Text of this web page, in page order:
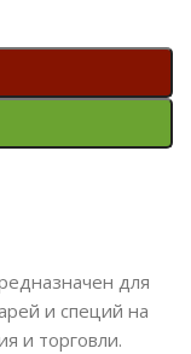
для
и специй на
и торговли.